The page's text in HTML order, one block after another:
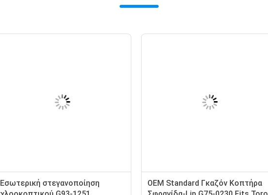
Εσωτερική στεγανοποίηση
OEM Standard Γκαζόν Κοπτήρα